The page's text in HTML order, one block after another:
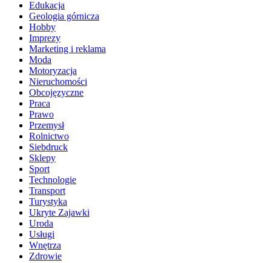
Edukacja
Geologia górnicza
Hobby
Imprezy
Marketing i reklama
Moda
Motoryzacja
Nieruchomości
Obcojęzyczne
Praca
Prawo
Przemysł
Rolnictwo
Siebdruck
Sklepy
Sport
Technologie
Transport
Turystyka
Ukryte Zajawki
Uroda
Usługi
Wnętrza
Zdrowie